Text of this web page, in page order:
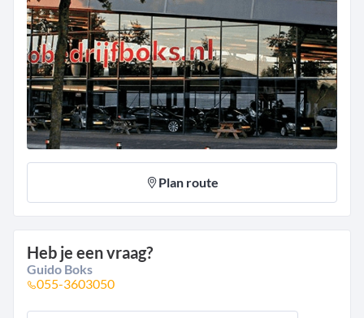
Plan route
Heb je een vraag?
Guido Boks
055-3603050